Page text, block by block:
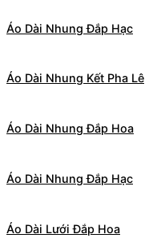
Áo Dài Nhung Đắp Hạc
Áo Dài Nhung Kết Pha Lê
Áo Dài Nhung Đắp Hoa
Áo Dài Nhung Đắp Hạc
Áo Dài Lưới Đắp Hoa